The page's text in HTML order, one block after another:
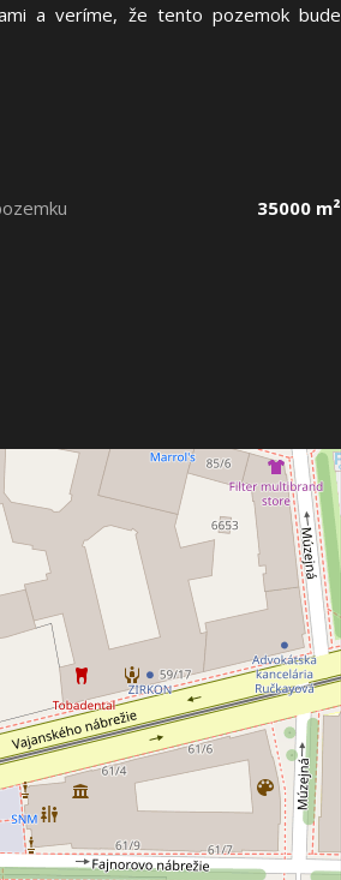
a veríme, že tento pozemok bude
35000 m²